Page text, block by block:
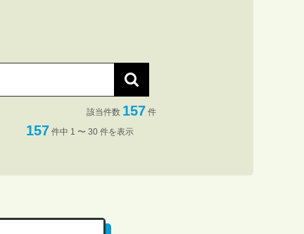
該当件数 157 件
157 件中 1 〜 30 件を表示